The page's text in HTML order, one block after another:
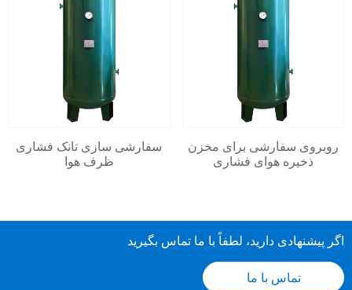
سفارشی سازی تانک فشاری
ظرف هوا
روبروی سفارشی برای مخزن
ذخیره هوای فشاری
اگر پیشنهادی دارید، لطفاً با ما تماس بگیرید
تماس با ما